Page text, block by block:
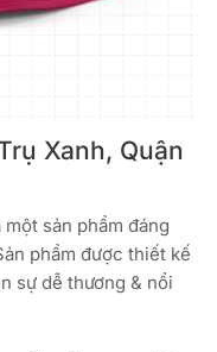
Xanh, Quận
sản phẩm đáng
phẩm được thiết kế
sự dễ thương & nổi